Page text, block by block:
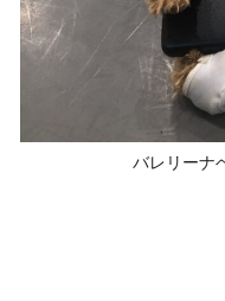
バレリーナ